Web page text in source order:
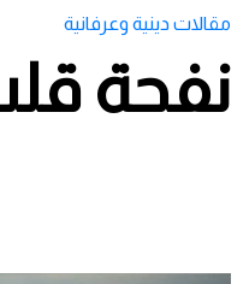
مقالات دينية وعرفانية
نفحة